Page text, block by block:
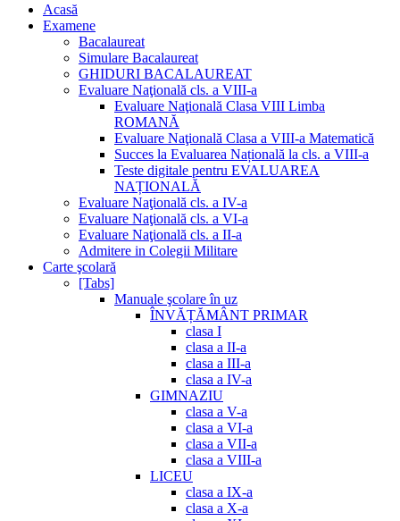
Acasă
Examene
Bacalaureat
Simulare Bacalaureat
GHIDURI BACALAUREAT
Evaluare Naţională cls. a VIII-a
Evaluare Naţională Clasa VIII Limba
ROMANĂ
Evaluare Naţională Clasa a VIII-a Matematică
Succes la Evaluarea Națională la cls. a VIII-a
Teste digitale pentru EVALUAREA
NAȚIONALĂ
Evaluare Naţională cls. a IV-a
Evaluare Naţională cls. a VI-a
Evaluare Naţională cls. a II-a
Admitere in Colegii Militare
Carte şcolară
[Tabs]
Manuale şcolare în uz
ÎNVĂȚĂMÂNT PRIMAR
clasa I
clasa a II-a
clasa a III-a
clasa a IV-a
GIMNAZIU
clasa a V-a
clasa a VI-a
clasa a VII-a
clasa a VIII-a
LICEU
clasa a IX-a
clasa a X-a